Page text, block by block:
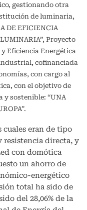
gestionando otra
de luminaria,
DE EFICIENCIA
Proyecto
Eficiencia Energética
industrial, cofinanciada
con cargo al
con el objetivo de
y sostenible: “UNA
cuales eran de tipo
resistencia directa, y
con domótica
un ahorro de
energético
total ha sido de
del 28,06% de la